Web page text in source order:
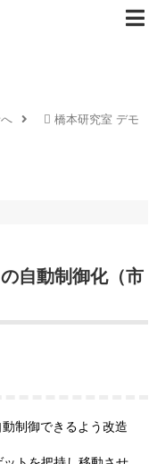
橋本研究室 デモ
自動制御化（市
制御できるよう改造